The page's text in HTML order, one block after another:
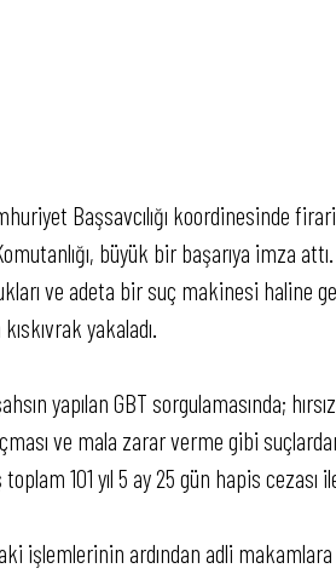
Başsavcılığı koordinesinde
büyük bir başarıya imza
ve adeta bir suç makinesi haline
yakaladı.
yapılan GBT sorgulamasında;
ve mala zarar verme gibi
101 yıl 5 ay 25 gün hapis cezası
işlemlerinin ardından adli